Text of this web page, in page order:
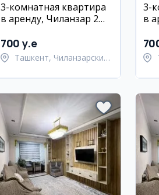
3-комнатная квартира
в аренду, Чиланзар 2
700 y.e
Ташкент, Чиланзарский
3-
в